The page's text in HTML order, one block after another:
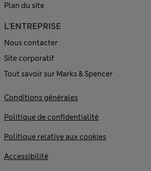
Plan du site
L'ENTREPRISE
Nous contacter
Site corporatif
Tout savoir sur Marks & Spencer
Conditions générales
Politique de confidentialité
Politique relative aux cookies
Accessibilité